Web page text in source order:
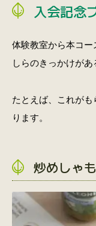
入会記念
体験教室から本コ
しらのきっかけがあ
たとえば、これが
ります。
炒めしゃ